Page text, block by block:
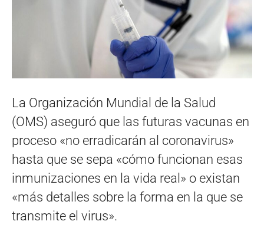
La Organización Mundial de la Salud
(OMS) aseguró que las futuras vacunas en
proceso «no erradicarán al coronavirus»
hasta que se sepa «cómo funcionan esas
inmunizaciones en la vida real» o existan
«más detalles sobre la forma en la que se
transmite el virus».